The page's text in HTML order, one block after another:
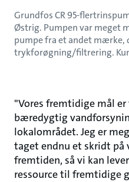
Grundfos CR 95-
Østrig. Pumpen var meget
pumpe fra et andet mærke,
trykforøgning/filtrering.
"Vores fremtidige mål
bæredygtig
lokalområdet. Jeg er
taget endnu et skridt på
fremtiden, så vi kan
ressource til fremtidige